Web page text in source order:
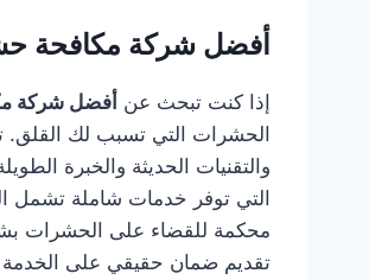
أفضل شركة مكافحة
إذا كنت تبحث عنأفضل شركة
الحشرات التي تسبب لك القلق.
والتقنيات الحديثة والخبرة
التي توفر خدمات شاملة تشمل
محكمة للقضاء على الحشرات
تقديم ضمان حقيقي على الخدمة